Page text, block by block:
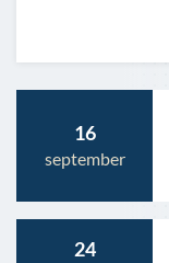
16
september
24